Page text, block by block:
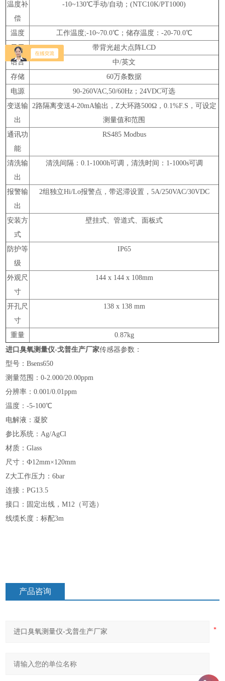
温度补
偿
-10~130℃手动/自动；(NTC10K/PT1000)
温度
工作温度;-10~70.0℃；储存温度：-20-70.0℃
显示
带背光超大点阵LCD
语言
中/英文
存储
60万条数据
电源
90-260VAC,50/60Hz；24VDC可选
变送输
出
2路隔离变送4-20mA输出，Z大环路500Ω，0.1%F.S，可设定
测量值和范围
通讯功
能
RS485 Modbus
清洗输
出
清洗间隔：0.1-1000h可调，清洗时间：1-1000s可调
报警输
出
2组独立Hi/Lo报警点，带迟滞设置，5A/250VAC/30VDC
安装方
式
壁挂式、管道式、面板式
防护等
级
IP65
外观尺
寸
144 x 144 x 108mm
开孔尺
寸
138 x 138 mm
重量
0.87kg
进口臭氧测量仪-戈普生产厂家传感器参数：
型号：Bsens650
测量范围：0-2.000/20.00ppm
分辨率：0.001/0.01ppm
温度：-5-100℃
电解液：凝胶
参比系统：Ag/AgCl
材质：Glass
尺寸：Ф12mm×120mm
Z大工作压力：6bar
连接：PG13.5
接口：固定出线，M12（可选）
线缆长度：标配3m
产品咨询